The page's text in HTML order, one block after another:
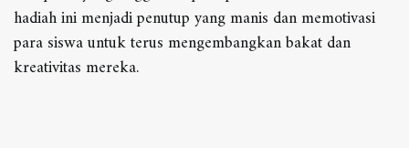
hadiah ini menjadi penutup yang manis dan memotivasi
para siswa untuk terus mengembangkan bakat dan
kreativitas mereka.